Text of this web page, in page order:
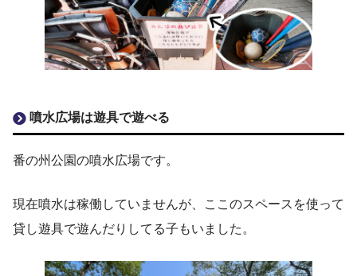
噴水広場は遊具で遊べる
番の州公園の噴水広場です。
現在噴水は稼働していませんが、ここのスペースを使って
貸し遊具で遊んだりしてる子もいました。